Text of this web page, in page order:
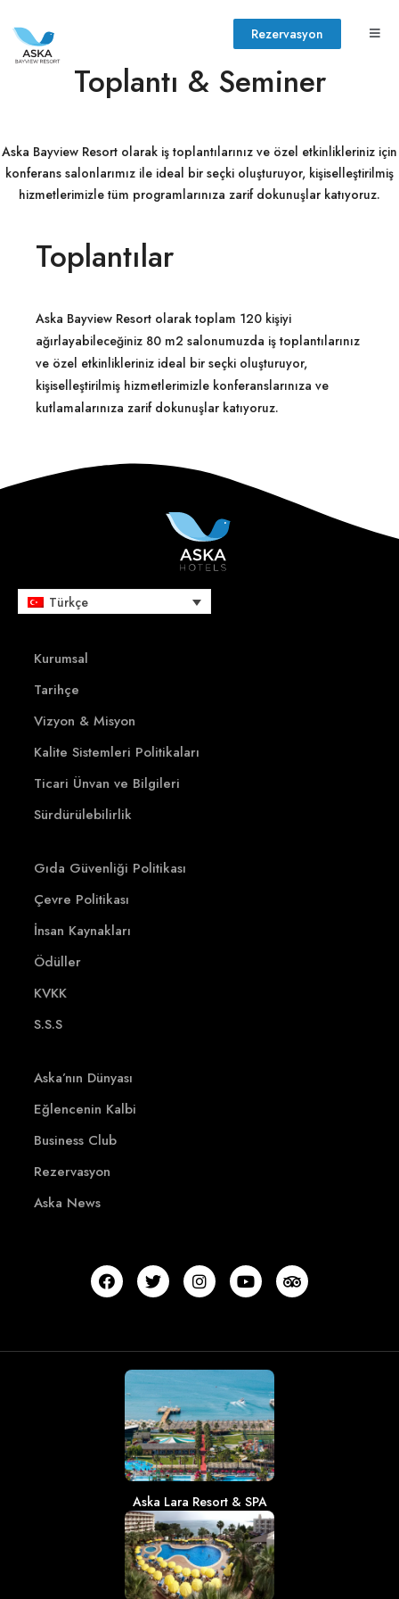
Rezervasyon
Toplantı & Seminer
Aska Bayview Resort olarak iş toplantılarınız ve özel etkinlikleriniz için
konferans salonlarımız ile ideal bir seçki oluşturuyor, kişiselleştirilmiş
hizmetlerimizle tüm programlarınıza zarif dokunuşlar katıyoruz.
Toplantılar
Aska Bayview Resort olarak toplam 120 kişiyi
ağırlayabileceğiniz 80 m2 salonumuzda iş toplantılarınız
ve özel etkinlikleriniz ideal bir seçki oluşturuyor,
kişiselleştirilmiş hizmetlerimizle konferanslarınıza ve
kutlamalarınıza zarif dokunuşlar katıyoruz.
Türkçe
Kurumsal
Tarihçe
Vizyon & Misyon
Kalite Sistemleri Politikaları
Ticari Ünvan ve Bilgileri
Sürdürülebilirlik
Gıda Güvenliği Politikası
Çevre Politikası
İnsan Kaynakları
Ödüller
KVKK
S.S.S
Aska’nın Dünyası
Eğlencenin Kalbi
Business Club
Rezervasyon
Aska News
Aska Lara Resort & SPA
Aska Lara Resort & SPA
Aska’nın Dünyası
Eğlencenin Kalbi